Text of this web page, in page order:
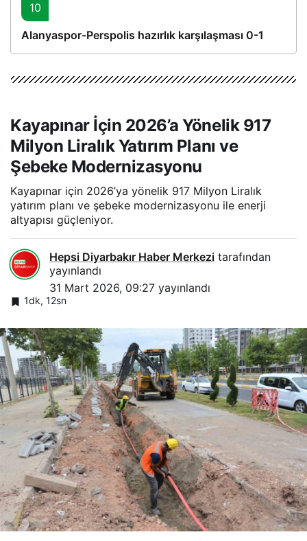
10
Alanyaspor-Perspolis hazırlık karşılaşması 0-1
Kayapınar İçin 2026’a Yönelik 917
Milyon Liralık Yatırım Planı ve
Şebeke Modernizasyonu
Kayapınar için 2026’ya yönelik 917 Milyon Liralık
yatırım planı ve şebeke modernizasyonu ile enerji
altyapısı güçleniyor.
Hepsi Diyarbakır Haber Merkezi tarafından
yayınlandı
31 Mart 2026, 09:27 yayınlandı
1dk, 12sn